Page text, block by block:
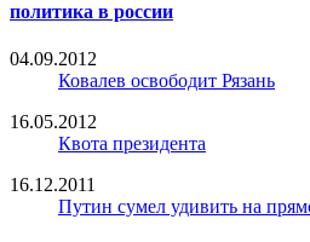
политика в россии
04.09.2012
Ковалев освободит Рязань
16.05.2012
Квота президента
16.12.2011
Путин сумел удивить на